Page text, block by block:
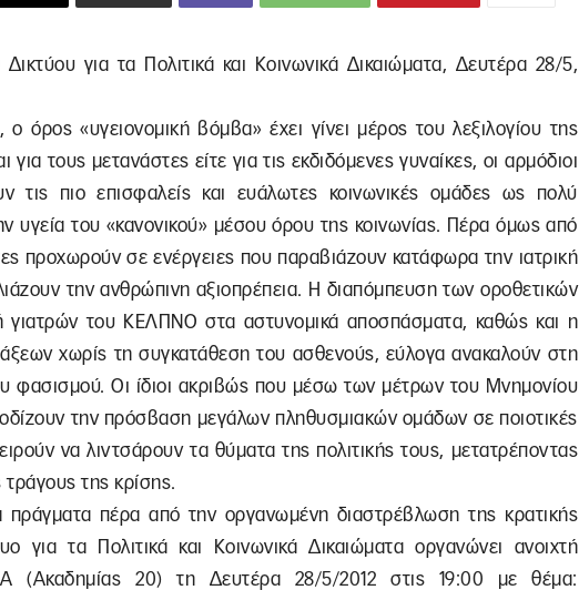
για τα Πολιτικά και Κοινωνικά Δικαιώματα, Δευτέρα 28/5,
ο όρος «υγειονομική βόμβα» έχει γίνει μέρος του λεξιλογίου της
για τους μετανάστες είτε για τις εκδιδόμενες γυναίκες, οι αρμόδιοι
τις πιο επισφαλείς και ευάλωτες κοινωνικές ομάδες ως πολύ
υγεία του «κανονικού» μέσου όρου της κοινωνίας. Πέρα όμως από
προχωρούν σε ενέργειες που παραβιάζουν κατάφωρα την ιατρική
την ανθρώπινη αξιοπρέπεια. Η διαπόμπευση των οροθετικών
γιατρών του ΚΕΛΠΝΟ στα αστυνομικά αποσπάσματα, καθώς και η
χωρίς τη συγκατάθεση του ασθενούς, εύλογα ανακαλούν στη
φασισμού. Οι ίδιοι ακριβώς που μέσω των μέτρων του Μνημονίου
την πρόσβαση μεγάλων πληθυσμιακών ομάδων σε ποιοτικές
να λιντσάρουν τα θύματα της πολιτικής τους, μετατρέποντας
της κρίσης.
πέρα από την οργανωμένη διαστρέβλωση της κρατικής
για τα Πολιτικά και Κοινωνικά Δικαιώματα οργανώνει ανοιχτή
(Ακαδημίας 20) τη Δευτέρα 28/5/2012 στις 19:00 με θέμα: